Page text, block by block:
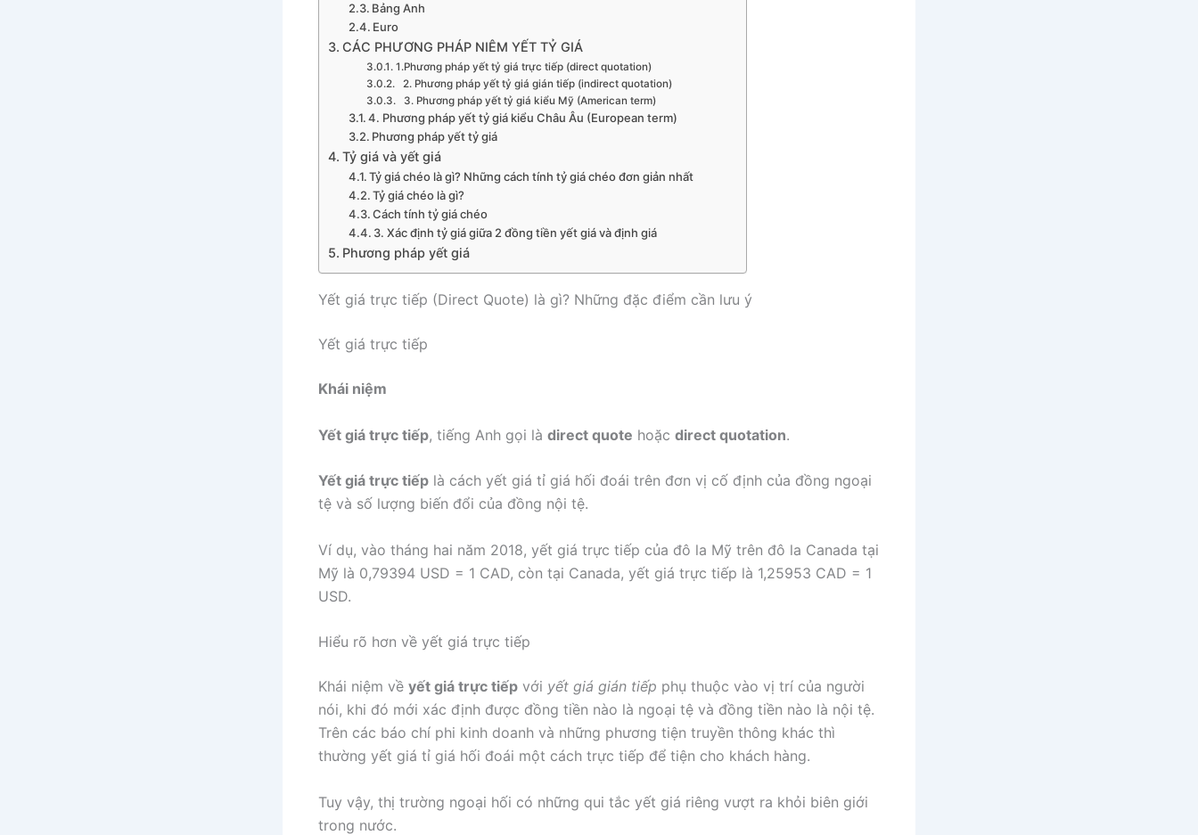
Bảng Anh
Euro
CÁC PHƯƠNG PHÁP NIÊM YẾT TỶ GIÁ
1.Phương pháp yết tỷ giá trực tiếp (direct quotation)
2. Phương pháp yết tỷ giá gián tiếp (indirect quotation)
3. Phương pháp yết tỷ giá kiểu Mỹ (American term)
4. Phương pháp yết tỷ giá kiểu Châu Âu (European term)
Phương pháp yết tỷ giá
Tỷ giá và yết giá
Tỷ giá chéo là gì? Những cách tính tỷ giá chéo đơn giản nhất
Tỷ giá chéo là gì?
Cách tính tỷ giá chéo
3. Xác định tỷ giá giữa 2 đồng tiền yết giá và định giá
Phương pháp yết giá
Yết giá trực tiếp (Direct Quote) là gì? Những đặc điểm cần lưu ý
Yết giá trực tiếp
Khái niệm
Yết giá trực tiếp, tiếng Anh gọi là direct quote hoặc direct quotation.
Yết giá trực tiếp là cách yết giá tỉ giá hối đoái trên đơn vị cố định của đồng ngoại
tệ và số lượng biến đổi của đồng nội tệ.
Ví dụ, vào tháng hai năm 2018, yết giá trực tiếp của đô la Mỹ trên đô la Canada tại
Mỹ là 0,79394 USD = 1 CAD, còn tại Canada, yết giá trực tiếp là 1,25953 CAD = 1
USD.
Hiểu rõ hơn về yết giá trực tiếp
Khái niệm về yết giá trực tiếp với yết giá gián tiếp phụ thuộc vào vị trí của người
nói, khi đó mới xác định được đồng tiền nào là ngoại tệ và đồng tiền nào là nội tệ.
Trên các báo chí phi kinh doanh và những phương tiện truyền thông khác thì
thường yết giá tỉ giá hối đoái một cách trực tiếp để tiện cho khách hàng.
Tuy vậy, thị trường ngoại hối có những qui tắc yết giá riêng vượt ra khỏi biên giới
trong nước.